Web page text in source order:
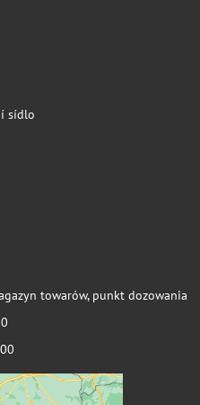
sídlo
towarów, punkt dozowania